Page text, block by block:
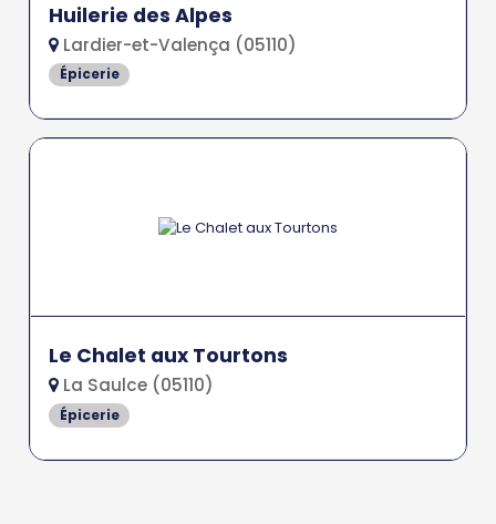
Huilerie des Alpes
Lardier-et-Valença (05110)
Épicerie
Le Chalet aux Tourtons
La Saulce (05110)
Épicerie